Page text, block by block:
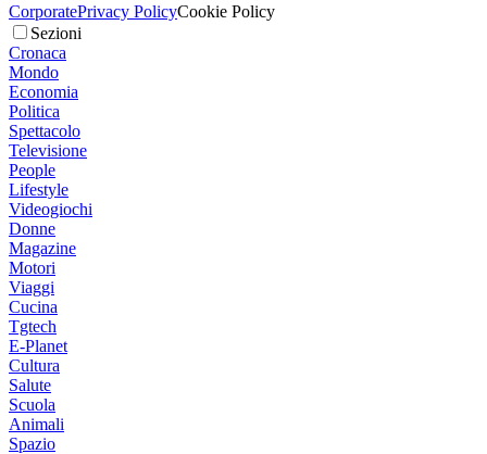
CorporatePrivacy PolicyCookie Policy
Sezioni
Cronaca
Mondo
Economia
Politica
Spettacolo
Televisione
People
Lifestyle
Videogiochi
Donne
Magazine
Motori
Viaggi
Cucina
Tgtech
E-Planet
Cultura
Salute
Scuola
Animali
Spazio